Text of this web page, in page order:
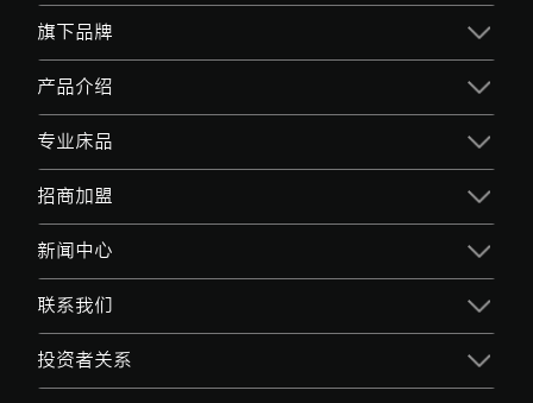
旗下品牌
产品介绍
专业床品
招商加盟
新闻中心
联系我们
投资者关系